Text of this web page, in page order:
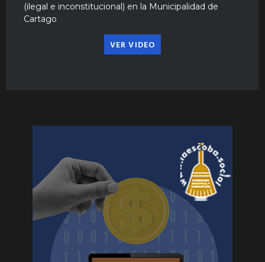
(ilegal e inconstitucional) en la Municipalidad de
Cartago
VER VIDEO